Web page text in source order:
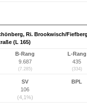
Ri. Brookwisch/
(L 165)
B-Rang
9.687
(7.285)
L-Rang
435
(334)
SV
106
(4,1%)
BPL